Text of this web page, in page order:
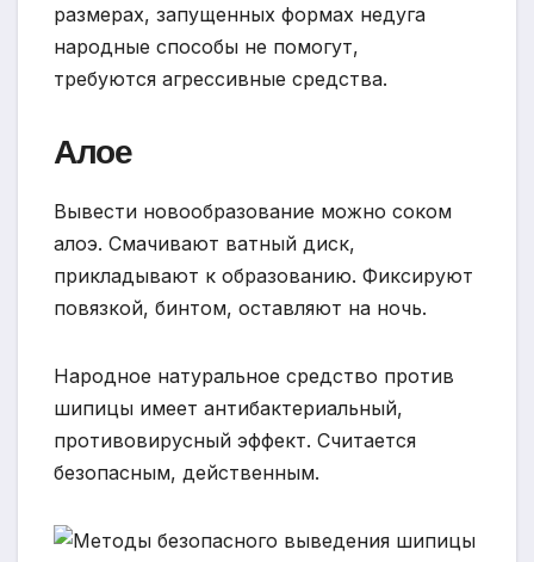
размерах, запущенных формах недуга
народные способы не помогут,
требуются агрессивные средства.
Алое
Вывести новообразование можно соком
алоэ. Смачивают ватный диск,
прикладывают к образованию. Фиксируют
повязкой, бинтом, оставляют на ночь.
Народное натуральное средство против
шипицы имеет антибактериальный,
противовирусный эффект. Считается
безопасным, действенным.